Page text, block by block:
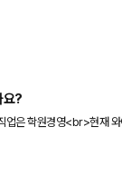
요?
은 학원경영<br>현재 와
되는데 먹는데 씀씀이가